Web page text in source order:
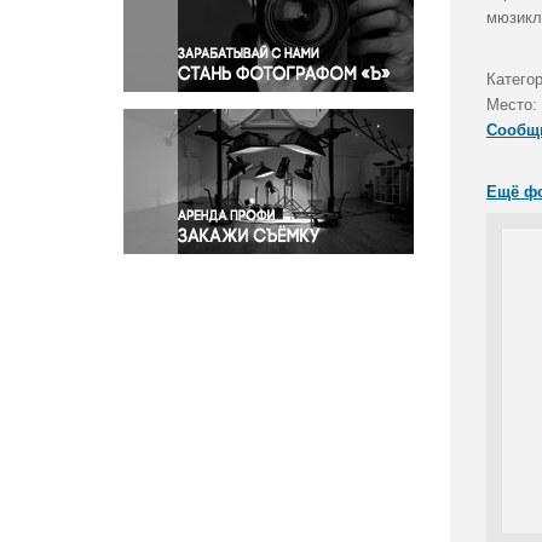
Правосудие
Происшествия и конфликты
Религия
Светская жизнь
Спорт
Экология
Экономика и бизнес
Место:
Ещё